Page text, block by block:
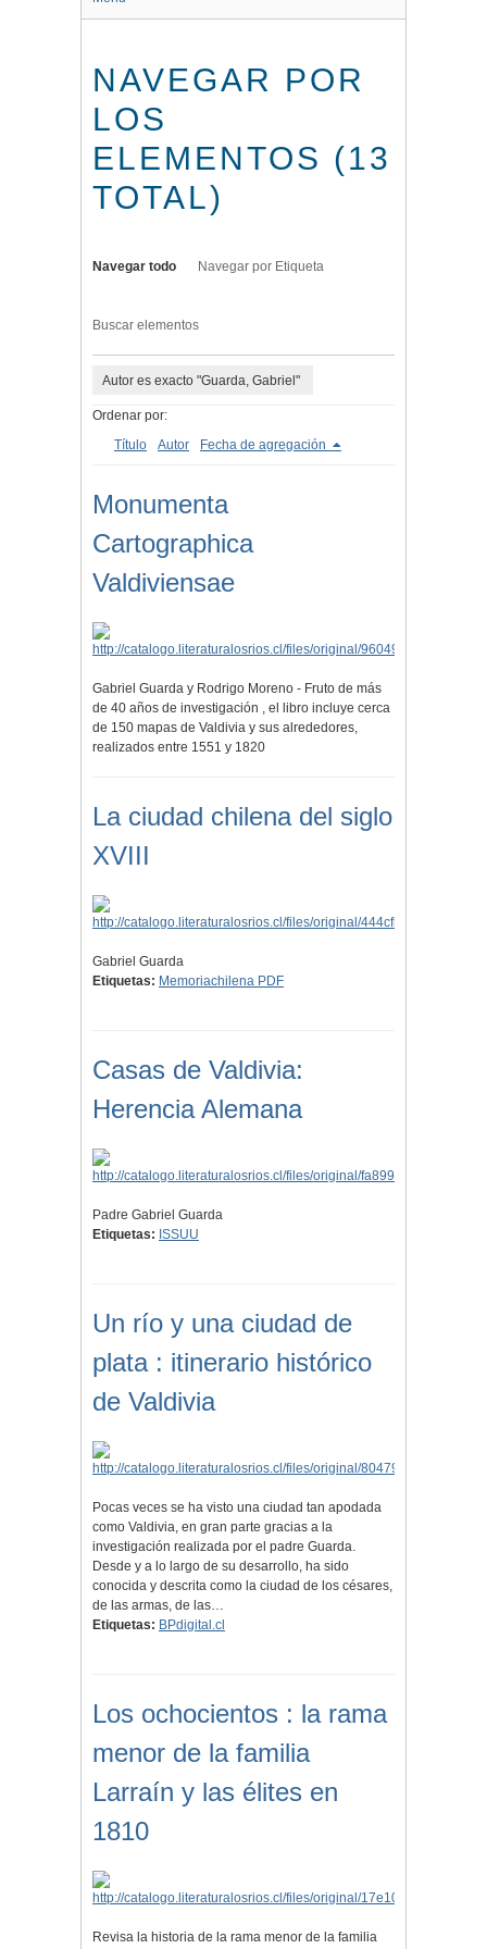
NAVEGAR POR
LOS
ELEMENTOS (13
TOTAL)
Navegar todo Navegar por Etiqueta
Buscar elementos
Autor es exacto "Guarda, Gabriel"
Ordenar por:
Título
Autor Fecha de agregación
Monumenta
Cartographica
Valdiviensae
Gabriel Guarda y Rodrigo Moreno - Fruto de más
de 40 años de investigación , el libro incluye cerca
de 150 mapas de Valdivia y sus alrededores,
realizados entre 1551 y 1820
La ciudad chilena del siglo
XVIII
Gabriel Guarda
Etiquetas: Memoriachilena PDF
Casas de Valdivia:
Herencia Alemana
Padre Gabriel Guarda
Etiquetas: ISSUU
Un río y una ciudad de
plata : itinerario histórico
de Valdivia
Pocas veces se ha visto una ciudad tan apodada
como Valdivia, en gran parte gracias a la
investigación realizada por el padre Guarda.
Desde y a lo largo de su desarrollo, ha sido
conocida y descrita como la ciudad de los césares,
de las armas, de las…
Etiquetas: BPdigital.cl
Los ochocientos : la rama
menor de la familia
Larraín y las élites en
1810
Revisa la historia de la rama menor de la familia